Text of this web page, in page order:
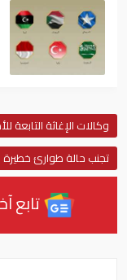
وكالات الإغاثة التابعة
تجنب حالة طوارئ خطيرة
تابع